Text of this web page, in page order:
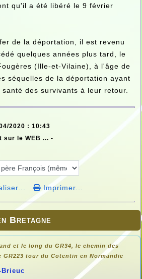
Bretagne
et le long du GR34, le chemin des
GR223 tour du Cotentin en Normandie
Brieuc
qu'il a été libéré le 9 février
de la déportation, il est revenu
quelques années plus tard, le
(Ille-et-Vilaine), à l'âge de
séquelles de la déportation ayant
des survivants à leur retour.
2020 : 10:43
sur le WEB ... -
Imprimer...